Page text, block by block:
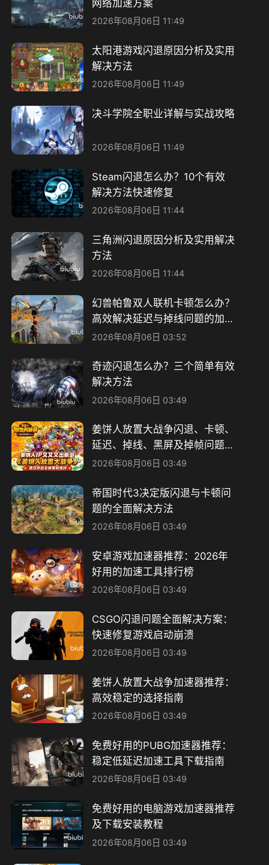
网络加速方案
2026年08月06日 11:49
太阳港游戏闪退原因分析及实用
解决方法
2026年08月06日 11:49
决斗学院全职业详解与实战攻略
2026年08月06日 11:49
Steam闪退怎么办？10个有效
解决方法快速修复
2026年08月06日 11:44
三角洲闪退原因分析及实用解决
方法
2026年08月06日 11:44
幻兽帕鲁双人联机卡顿怎么办？
高效解决延迟与掉线问题的加速
器推荐
2026年08月06日 03:52
奇迹闪退怎么办？三个简单有效
解决方法
2026年08月06日 03:49
姜饼人放置大战争闪退、卡顿、
延迟、掉线、黑屏及掉帧问题全
面解决指南
2026年08月06日 03:49
帝国时代3决定版闪退与卡顿问
题的全面解决方法
2026年08月06日 03:49
安卓游戏加速器推荐：2026年
好用的加速工具排行榜
2026年08月06日 03:49
CSGO闪退问题全面解决方案：
快速修复游戏启动崩溃
2026年08月06日 03:49
姜饼人放置大战争加速器推荐：
高效稳定的选择指南
2026年08月06日 03:49
免费好用的PUBG加速器推荐：
稳定低延迟加速工具下载指南
2026年08月06日 03:49
免费好用的电脑游戏加速器推荐
及下载安装教程
2026年08月06日 03:49